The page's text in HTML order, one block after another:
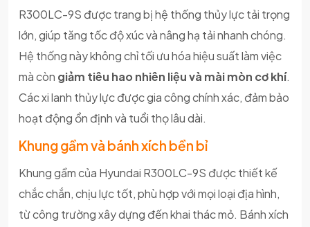
R300LC-9S được trang bị hệ thống thủy lực tải trọng
lớn, giúp tăng tốc độ xúc và nâng hạ tải nhanh chóng.
Hệ thống này không chỉ tối ưu hóa hiệu suất làm việc
mà còn giảm tiêu hao nhiên liệu và mài mòn cơ khí.
Các xi lanh thủy lực được gia công chính xác, đảm bảo
hoạt động ổn định và tuổi thọ lâu dài.
Khung gầm và bánh xích bền bỉ
Khung gầm của Hyundai R300LC-9S được thiết kế
chắc chắn, chịu lực tốt, phù hợp với mọi loại địa hình,
từ công trường xây dựng đến khai thác mỏ. Bánh xích